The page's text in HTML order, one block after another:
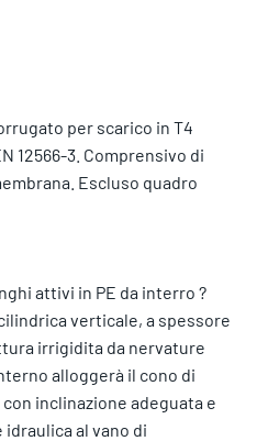
per scarico in T4
12566-3. Comprensivo di
Escluso quadro
attivi in PE da interro ?
verticale, a spessore
irrigidita da nervature
alloggerà il cono di
inclinazione adeguata e
al vano di